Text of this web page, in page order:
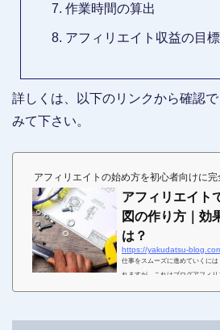
作業時間の算出
アフィリエイト収益の目
詳しくは、以下のリンクから確認
みて下さい。
アフィリエイトの始め方を初心者向けに
アフィリエイト
図の作り方｜効
は？
https://yakudatsu-
仕事をスムーズに進めていくに
れますが、これはブログアフィ